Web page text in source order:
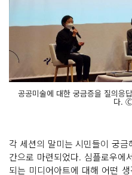
공공미술에 대한 궁금증을 질의응
다.
각 세션의 말미는 시민들이 궁
간으로 마련되었다. 심플로우에
되는 미디어아트에 대해 어떤